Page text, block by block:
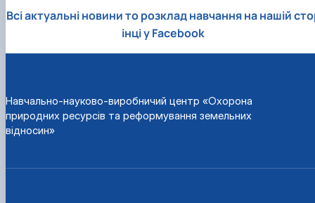
Всі актуальні новини то розклад навчання на нашій
інці у Facebook
Навчально-науково-виробничий центр «Охорона
природних ресурсів та реформування земельних
відносин»